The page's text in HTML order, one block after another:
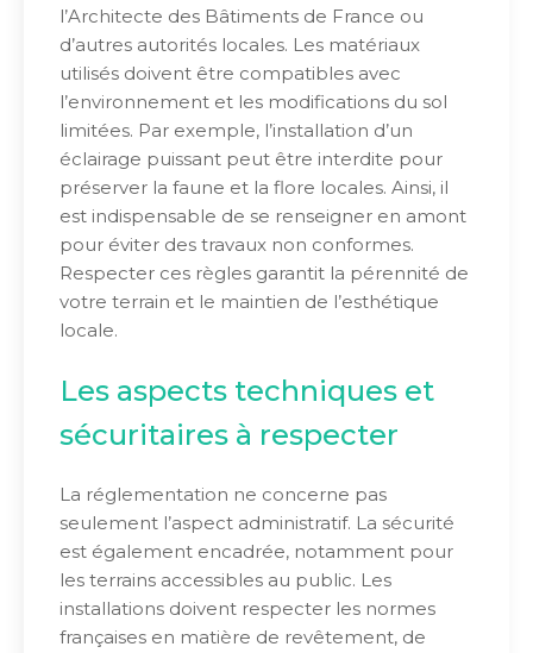
l’Architecte des Bâtiments de France ou
d’autres autorités locales. Les matériaux
utilisés doivent être compatibles avec
l’environnement et les modifications du sol
limitées. Par exemple, l’installation d’un
éclairage puissant peut être interdite pour
préserver la faune et la flore locales. Ainsi, il
est indispensable de se renseigner en amont
pour éviter des travaux non conformes.
Respecter ces règles garantit la pérennité de
votre terrain et le maintien de l’esthétique
locale.
Les aspects techniques et
sécuritaires à respecter
La réglementation ne concerne pas
seulement l’aspect administratif. La sécurité
est également encadrée, notamment pour
les terrains accessibles au public. Les
installations doivent respecter les normes
françaises en matière de revêtement, de